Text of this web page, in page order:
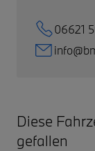
06621
Diese
gefallen